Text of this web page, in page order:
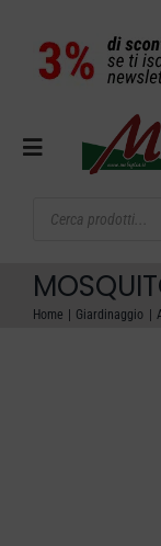
contenuto
Toggle
OFFERTE DEL
search
Home Giardinaggio